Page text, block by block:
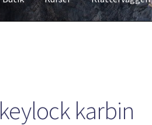
keylock karbin